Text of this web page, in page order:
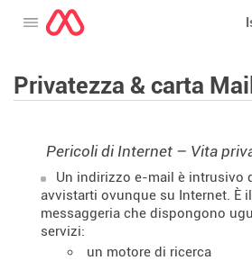
Aprire il menu
Privatezza & carta
Pericoli di Internet – Vita
Un indirizzo e-mail è intrusivo
avvistarti ovunque su Internet. È
messaggeria che dispongono
servizi:
un motore di ricerca